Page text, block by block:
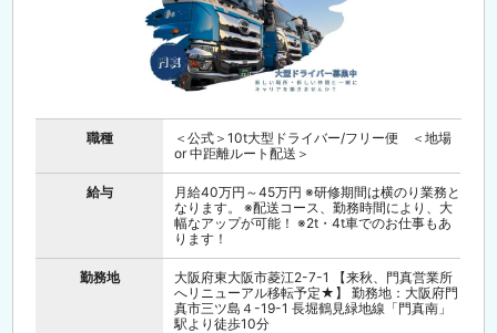
職種
＜公式＞10t大型ドライバー/フリー便 ＜地場
or 中距離ルート配送＞
給与
月給40万円～45万円 ※研修期間は横のり業務と
なります。 ※配送コース、勤務時間により、大
幅なアップが可能！ ※2t・4t車でのお仕事もあ
ります！
勤務地
大阪府東大阪市菱江2-7-1 【来秋、門真営業所
へリニューアル移転予定★】 勤務地：大阪府門
真市三ツ島４-19-1 長堀鶴見緑地線「門真南」
駅より徒歩10分